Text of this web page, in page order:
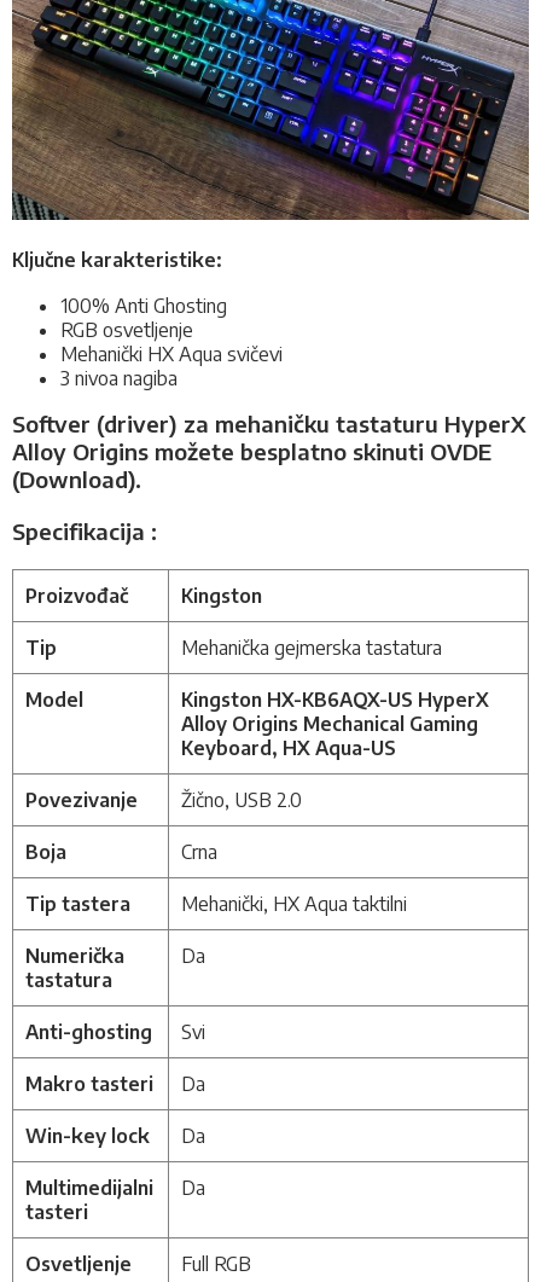
Ključne karakteristike:
100% Anti Ghosting
RGB osvetljenje
Mehanički HX Aqua svičevi
3 nivoa nagiba
Softver (driver) za mehaničku tastaturu HyperX
Alloy Origins možete besplatno skinuti OVDE
(Download).
Specifikacija :
Proizvođač Kingston
Tip Mehanička gejmerska tastatura
Model
Kingston HX-KB6AQX-US HyperX
Alloy Origins Mechanical Gaming
Keyboard, HX Aqua-US
Povezivanje Žično, USB 2.0
Boja Crna
Tip tastera Mehanički, HX Aqua taktilni
Numerička
tastatura
Da
Anti-ghosting Svi
Makro tasteri Da
Win-key lock Da
Multimedijalni
tasteri
Da
Osvetljenje Full RGB